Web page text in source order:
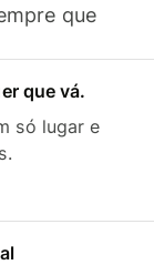
que
que vá.
só lugar e